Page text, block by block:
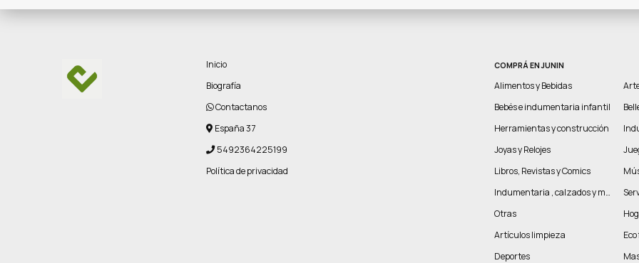
Inicio
Biografía
Contactanos
España 37
5492364225199
Política de privacidad
COMPRÁ EN JUNIN
Alimentos y Bebidas
Bebés e indumentaria infantil
Herramientas y construcción
Joyas y Relojes
Libros, Revistas y Comics
Indumentaria , calzados y marroquinería
Otras
Artículos limpieza
Deportes